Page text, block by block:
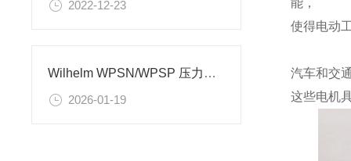
2022-12-23
Wilhelm WPSN/WPSP 压力机上的伺服控制器的工作原理
2026-01-19
能，
使得电动
汽车和交
这些电机